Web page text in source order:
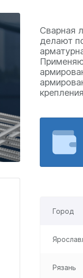
Сварная
делают
Город
Рязань